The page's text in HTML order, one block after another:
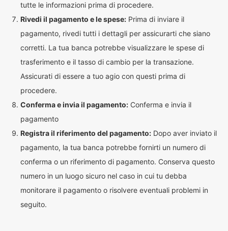
tutte le informazioni prima di procedere.
Rivedi il pagamento e le spese: Prima di inviare il
pagamento, rivedi tutti i dettagli per assicurarti che siano
corretti. La tua banca potrebbe visualizzare le spese di
trasferimento e il tasso di cambio per la transazione.
Assicurati di essere a tuo agio con questi prima di
procedere.
Conferma e invia il pagamento: Conferma e invia il
pagamento
Registra il riferimento del pagamento: Dopo aver inviato il
pagamento, la tua banca potrebbe fornirti un numero di
conferma o un riferimento di pagamento. Conserva questo
numero in un luogo sicuro nel caso in cui tu debba
monitorare il pagamento o risolvere eventuali problemi in
seguito.